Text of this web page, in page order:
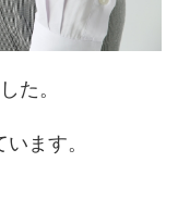
た。
ます。